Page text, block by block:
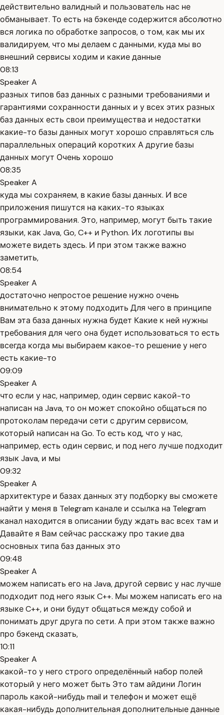
действительно валидный и пользователь нас не
обманывает. То есть на бэкенде содержится абсолютно
вся логика по обработке запросов, о том, как мы их
валидируем, что мы делаем с данными, куда мы во
внешний сервисы ходим и какие данные
08:13
Speaker A
разных типов баз данных с разными требованиями и
гарантиями сохранности данных и у всех этих разных
баз данных есть свои преимущества и недостатки
какие-то базы данных могут хорошо справляться сль
параллельных операций коротких А другие базы
данных могут Очень хорошо
08:35
Speaker A
куда мы сохраняем, в какие базы данных. И все
приложения пишутся на каких-то языках
программирования. Это, например, могут быть такие
языки, как Java, Go, C++ и Python. Их логотипы вы
можете видеть здесь. И при этом также важно
заметить,
08:54
Speaker A
достаточно непростое решение нужно очень
внимательно к этому подходить Для чего в принципе
Вам эта база данных нужна будет Какие к ней нужны
требования для чего она будет использоваться то есть
всегда когда мы выбираем какое-то решение у него
есть какие-то
09:09
Speaker A
что если у нас, например, один сервис какой-то
написан на Java, то он может спокойно общаться по
протоколам передачи сети с другим сервисом,
который написан на Go. То есть код, что у нас,
например, есть один сервис, и под него лучше подходит
язык Java, и мы
09:32
Speaker A
архитектуре и базах данных эту подборку вы сможете
найти у меня в Telegram канале и ссылка на Telegram
канал находится в описании буду ждать вас всех там и
Давайте я Вам сейчас расскажу про такие два
основных типа баз данных это
09:48
Speaker A
можем написать его на Java, другой сервис у нас лучше
подходит под него язык C++. Мы можем написать его на
языке C++, и они будут общаться между собой и
понимать друг друга по сети. А при этом также важно
про бэкенд сказать,
10:11
Speaker A
какой-то у него строго определённый набор полей
который у него может быть Это там айдини Логин
пароль какой-нибудь mail и телефон и может ещё
какая-нибудь дополнительная дополнительные данные